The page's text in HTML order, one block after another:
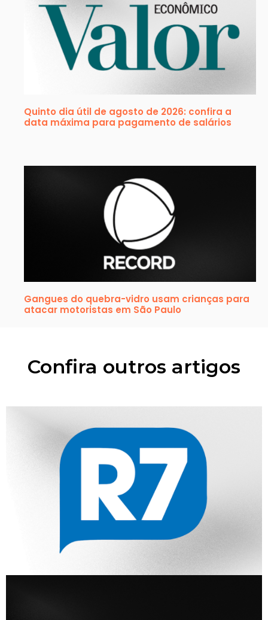
Quinto dia útil de agosto de 2026: confira a
data máxima para pagamento de salários
Gangues do quebra-vidro usam crianças para
atacar motoristas em São Paulo
Confira outros artigos